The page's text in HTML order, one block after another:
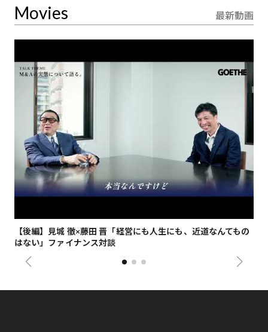
Movies 最新動画
【後編】見城 徹×藤田 晋「経営にも人生にも、近道なんてもの
はない」ファイナンス対談